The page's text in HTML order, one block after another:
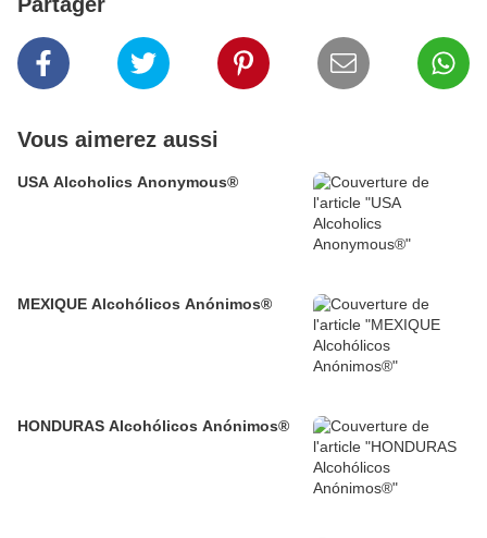
Vous aimerez aussi
USA Alcoholics Anonymous®
MEXIQUE Alcohólicos Anónimos®
HONDURAS Alcohólicos Anónimos®